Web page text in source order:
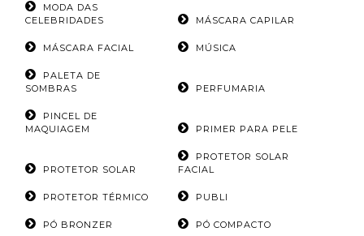
MODA DAS
CELEBRIDADES
MÁSCARA CAPILAR
MÁSCARA FACIAL MÚSICA
PALETA DE
SOMBRAS
PERFUMARIA
PINCEL DE
MAQUIAGEM
PRIMER PARA PELE
PROTETOR SOLAR
PROTETOR SOLAR
FACIAL
PROTETOR TÉRMICO PUBLI
PÓ BRONZER PÓ COMPACTO